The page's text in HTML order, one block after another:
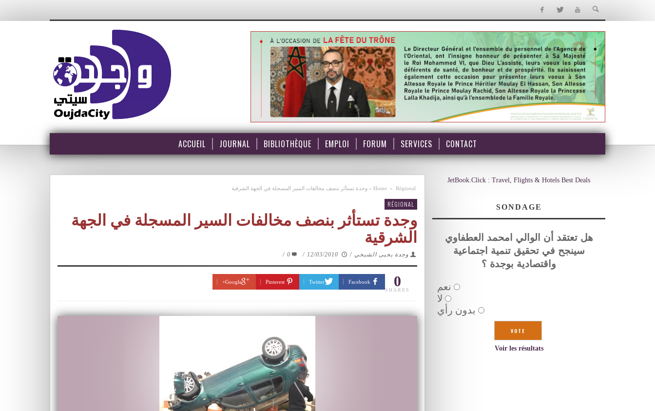
ACCUEIL JOURNAL BIBLIOTHÈQUE EMPLOI FORUM SERVICES CONTACT
Home » Régional
» وجدة تستأثر بنصف مخالفات السير المسجلة في الجهة الشرقية
RÉGIONAL
وجدة تستأثر بنصف مخالفات السير المسجلة في الجهة
الشرقية
وجدة يحيى الشيحي /
12/03/2010
/
0
/
0
SHARES
Facebook
Twitter
Pinterest
Google+
JetBook.Click : Travel, Flights & Hotels Best Deals
SONDAGE
هل تعتقد أن الوالي امحمد العطفاوي
سينجح في تحقيق تنمية اجتماعية
واقتصادية بوجدة ؟
نعم
لا
بدون رأي
Voir les résultats